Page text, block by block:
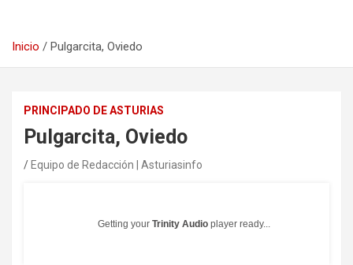
Inicio Pulgarcita, Oviedo
PRINCIPADO DE ASTURIAS
Pulgarcita, Oviedo
Equipo de Redacción | Asturiasinfo
Getting your Trinity Audio player ready...